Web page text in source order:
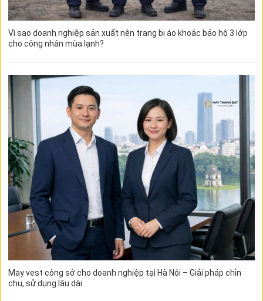
Vì sao doanh nghiệp sản xuất nên trang bị áo khoác bảo hộ 3 lớp
cho công nhân mùa lạnh?
May vest công sở cho doanh nghiệp tại Hà Nội – Giải pháp chỉn
chu, sử dụng lâu dài